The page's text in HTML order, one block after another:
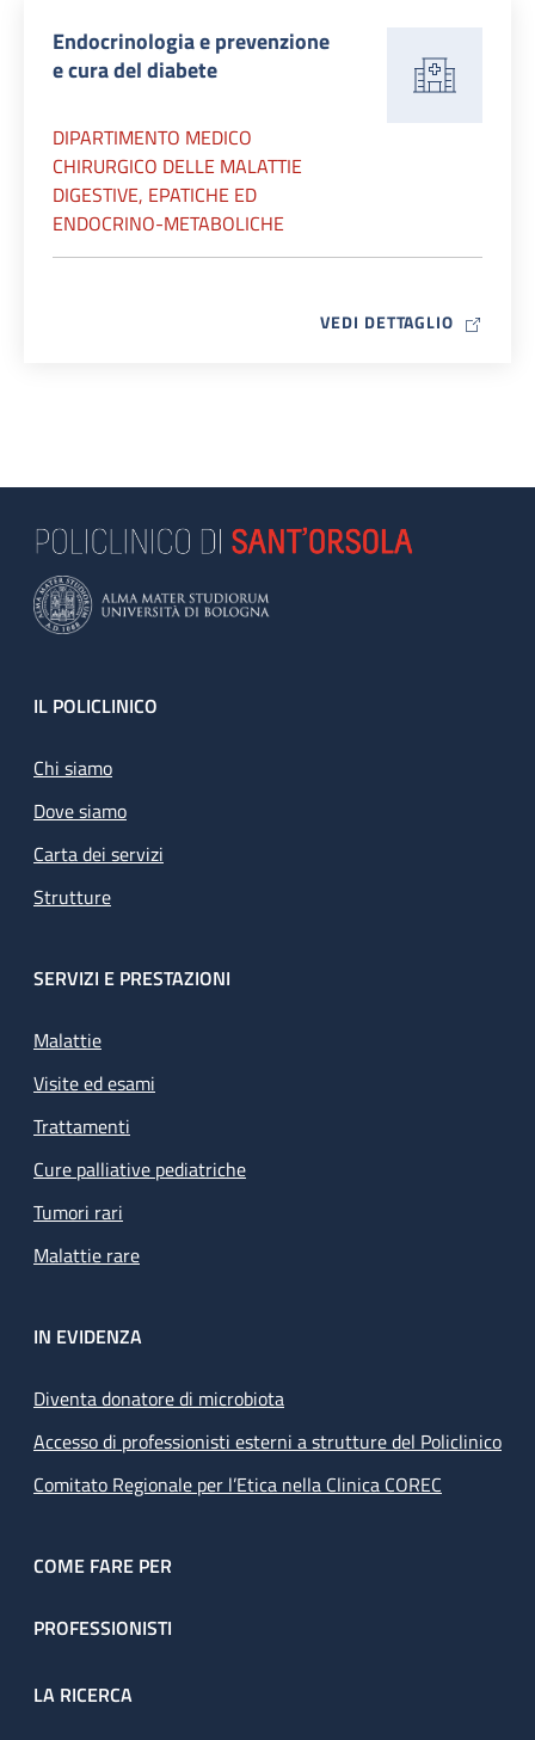
Endocrinologia e prevenzione
e cura del diabete
DIPARTIMENTO MEDICO
CHIRURGICO DELLE MALATTIE
DIGESTIVE, EPATICHE ED
ENDOCRINO-METABOLICHE
VEDI DETTAGLIO MAP ICON
Footer
IL POLICLINICO
Chi siamo
Dove siamo
Carta dei servizi
Strutture
SERVIZI E PRESTAZIONI
Malattie
Visite ed esami
Trattamenti
Cure palliative pediatriche
Tumori rari
Malattie rare
IN EVIDENZA
Diventa donatore di microbiota
Accesso di professionisti esterni a strutture del Policlinico
Comitato Regionale per l’Etica nella Clinica COREC
COME FARE PER
PROFESSIONISTI
LA RICERCA